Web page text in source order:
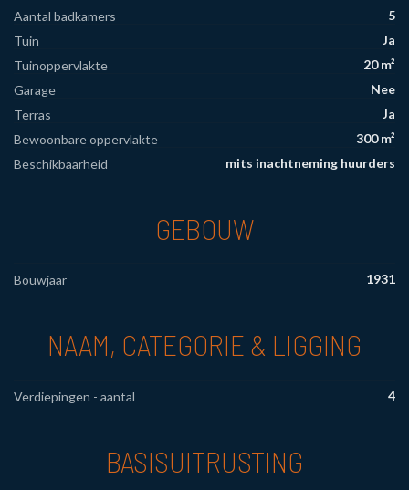
Aantal badkamers
5
Tuin
Ja
Tuinoppervlakte
20 m²
Garage
Nee
Terras
Ja
Bewoonbare oppervlakte
300 m²
Beschikbaarheid
mits inachtneming huurders
GEBOUW
Bouwjaar 1931
NAAM, CATEGORIE & LIGGING
Verdiepingen - aantal 4
BASISUITRUSTING